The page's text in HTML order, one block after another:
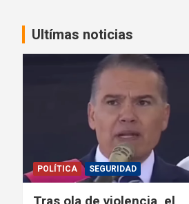
Ultímas noticias
POLÍTICA SEGURIDAD
Tras ola de violencia, el